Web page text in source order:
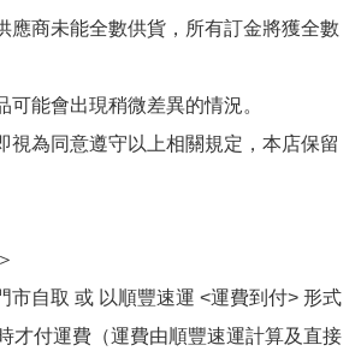
應商未能全數供貨，所有訂金將獲全數
可能會出現稍微差異的情況。
視為同意遵守以上相關規定，本店保留
市自取 或 以順豐速運 <運費到付> 形式
才付運費（運費由順豐速運計算及直接